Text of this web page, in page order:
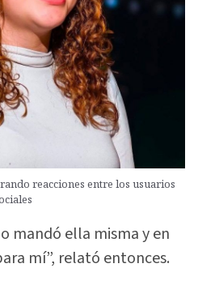
reacciones entre los usuarios
mandó ella misma y en
mí”, relató entonces.